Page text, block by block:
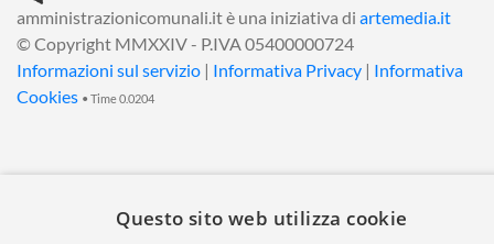
amministrazionicomunali.it è una iniziativa di artemedia.it
© Copyright MMXXIV - P.IVA 05400000724
Informazioni sul servizio | Informativa Privacy | Informativa
Cookies • Time 0.0204
Questo sito web utilizza cookie